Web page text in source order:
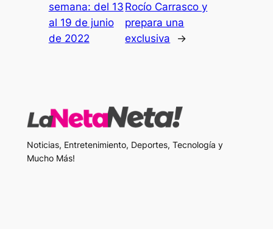
semana: del 13
al 19 de junio
de 2022
Rocío Carrasco y
prepara una
exclusiva
→
Noticias, Entretenimiento, Deportes, Tecnología y
Mucho Más!